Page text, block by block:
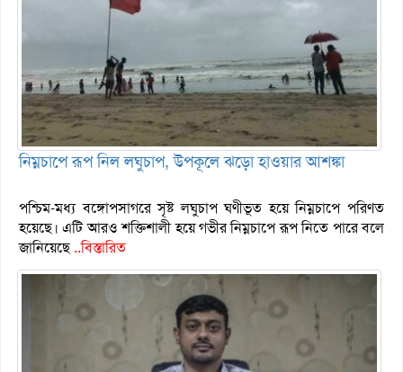
নিম্নচাপে রূপ নিল লঘুচাপ, উপকূলে ঝড়ো হাওয়ার আশঙ্কা
পশ্চিম-মধ্য বঙ্গোপসাগরে সৃষ্ট লঘুচাপ ঘণীভূত হয়ে নিম্নচাপে পরিণত
হয়েছে। এটি আরও শক্তিশালী হয়ে গভীর নিম্নচাপে রূপ নিতে পারে বলে
জানিয়েছে ..বিস্তারিত